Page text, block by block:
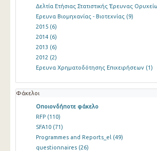
Δελτία Ετήσιας Στατιστικής Έρευνας
Ερευνα Βιομηχανίας - Βιοτεχνίας (9)
2015 (6)
2014 (6)
2013 (6)
2012 (2)
Ερευνα Χρηματοδότησης Επιχειρήσεων (1)
Φάκελοι
Οποιονδήποτε φάκελο
RFP (110)
SFA10 (71)
Programmes and Reports_el (49)
questionnaires (26)